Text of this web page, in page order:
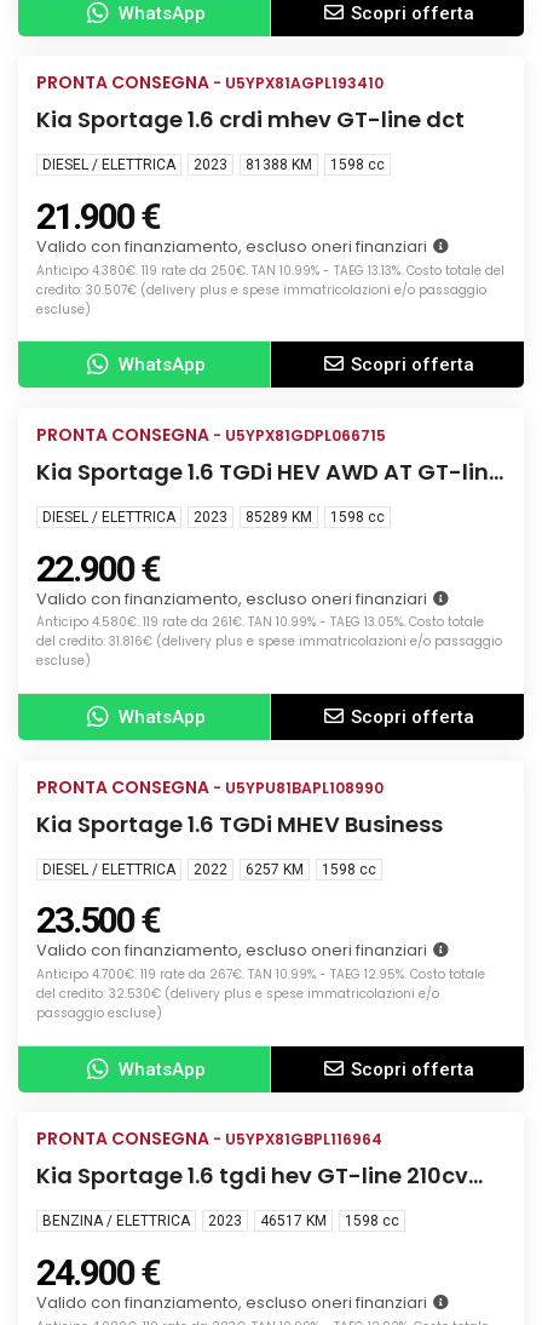
WhatsApp Scopri offerta
USATA
Info
PRONTA CONSEGNA - U5YPX81AGPL193410
Kia Sportage 1.6 crdi mhev GT-line dct
DIESEL / ELETTRICA 2023 81388 KM 1598 cc
21.900 €
Valido con finanziamento, escluso oneri finanziari
Anticipo 4.380€. 119 rate da 250€. TAN 10.99% - TAEG 13.13%. Costo totale del
credito: 30.507€ (delivery plus e spese immatricolazioni e/o passaggio
escluse)
WhatsApp Scopri offerta
USATA
Info
PRONTA CONSEGNA - U5YPX81GDPL066715
Kia Sportage 1.6 TGDi HEV AWD AT GT-line
Plus
DIESEL / ELETTRICA 2023 85289 KM 1598 cc
22.900 €
Valido con finanziamento, escluso oneri finanziari
Anticipo 4.580€. 119 rate da 261€. TAN 10.99% - TAEG 13.05%. Costo totale
del credito: 31.816€ (delivery plus e spese immatricolazioni e/o passaggio
escluse)
WhatsApp Scopri offerta
USATA
Info
PRONTA CONSEGNA - U5YPU81BAPL108990
Kia Sportage 1.6 TGDi MHEV Business
DIESEL / ELETTRICA 2022 6257 KM 1598 cc
23.500 €
Valido con finanziamento, escluso oneri finanziari
Anticipo 4.700€. 119 rate da 267€. TAN 10.99% - TAEG 12.95%. Costo totale
del credito: 32.530€ (delivery plus e spese immatricolazioni e/o
passaggio escluse)
WhatsApp Scopri offerta
USATA
Info
PRONTA CONSEGNA - U5YPX81GBPL116964
Kia Sportage 1.6 tgdi hev GT-line 210cv
auto
BENZINA / ELETTRICA 2023 46517 KM 1598 cc
24.900 €
Valido con finanziamento, escluso oneri finanziari